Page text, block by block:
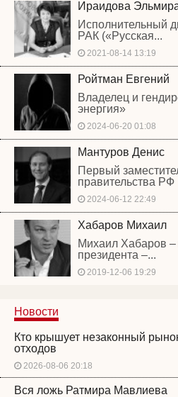
Ираидова
Исполнительный
РАК («Русская...
2021-08-14 13:19
Ройтман Евгений
Владелец и
энергия»
2024-06-20 01:08
Мантуров Денис
Первый
правительства РФ
2024-06-12 22:49
Хабаров Михаил
Михаил Хабаров –
президента –...
2019-12-06 19:29
Новости
Кто крышует незаконный
отходов
2026-08-06 20:18
Вся ложь Ратмира Мавлиева